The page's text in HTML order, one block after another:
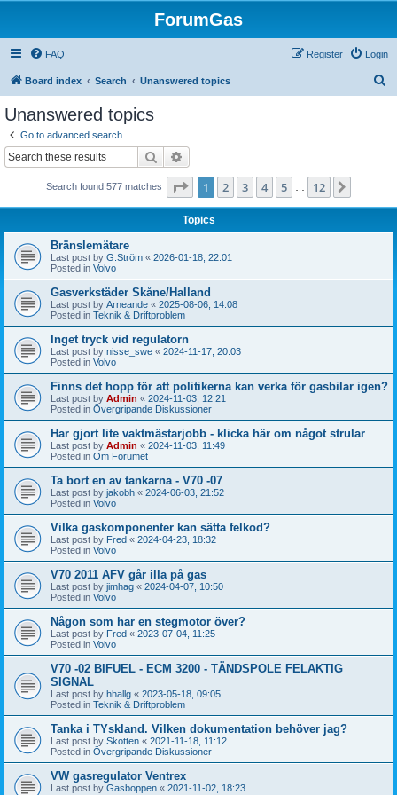
ForumGas
FAQ Login
Register
Board index Search Unanswered topics
Unanswered topics
Go to advanced search
Search
Search found 577 matches Page 1of 12
1 2 3 4 5 12
Topics
Bränslemätare
Last post by G.Ström « 2026-01-18, 22:01
Posted in Volvo
Gasverkstäder Skåne/Halland
Last post by Arneande « 2025-08-06, 14:08
Posted in Teknik & Driftproblem
Inget tryck vid regulatorn
Last post by nisse_swe « 2024-11-17, 20:03
Posted in Volvo
Finns det hopp för att politikerna kan verka för gasbilar igen?
Last post by Admin « 2024-11-03, 12:21
Posted in Övergripande Diskussioner
Har gjort lite vaktmästarjobb - klicka här om något strular
Last post by Admin « 2024-11-03, 11:49
Posted in Om Forumet
Ta bort en av tankarna - V70 -07
Last post by jakobh « 2024-06-03, 21:52
Posted in Volvo
Vilka gaskomponenter kan sätta felkod?
Last post by Fred « 2024-04-23, 18:32
Posted in Volvo
V70 2011 AFV går illa på gas
Last post by jimhag « 2024-04-07, 10:50
Posted in Volvo
Någon som har en stegmotor över?
Last post by Fred « 2023-07-04, 11:25
Posted in Volvo
V70 -02 BIFUEL - ECM 3200 - TÄNDSPOLE FELAKTIG
SIGNAL
Last post by hhallg « 2023-05-18, 09:05
Posted in Teknik & Driftproblem
Tanka i TYskland. Vilken dokumentation behöver jag?
Last post by Skotten « 2021-11-18, 11:12
Posted in Övergripande Diskussioner
VW gasregulator Ventrex
Last post by Gasboppen « 2021-11-02, 18:23